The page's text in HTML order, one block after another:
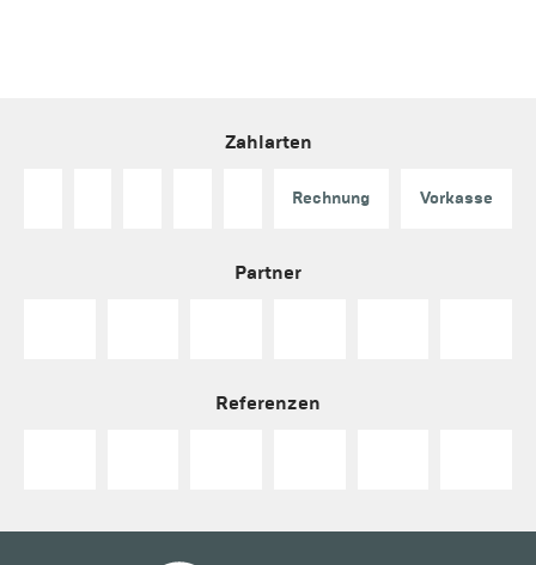
Zahlarten
Rechnung Vorkasse
Partner
Referenzen